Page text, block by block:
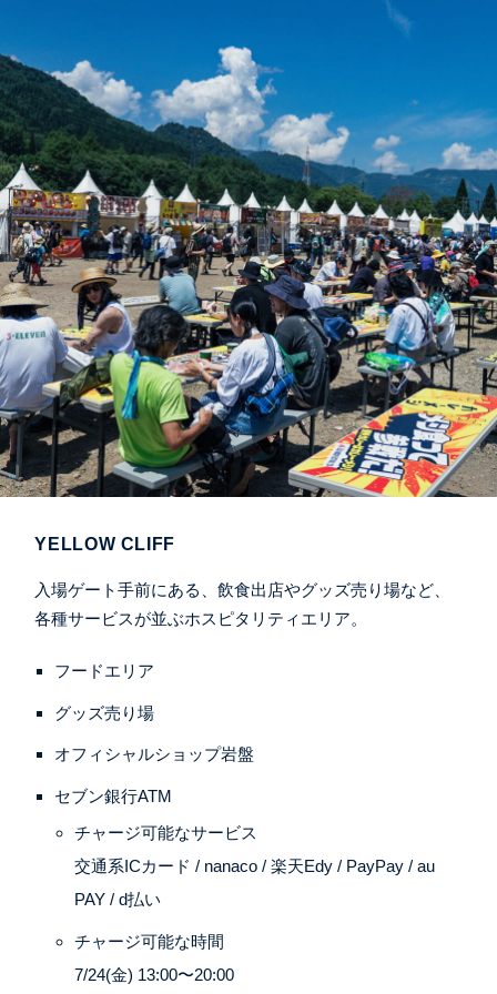
YELLOW CLIFF
入場ゲート手前にある、飲食出店やグッズ売り場など、
各種サービスが並ぶホスピタリティエリア。
フードエリア
グッズ売り場
オフィシャルショップ岩盤
セブン銀行ATM
チャージ可能なサービス
交通系ICカード / nanaco / 楽天Edy / PayPay / au
PAY / d払い
チャージ可能な時間
7/24(金) 13:00〜20:00